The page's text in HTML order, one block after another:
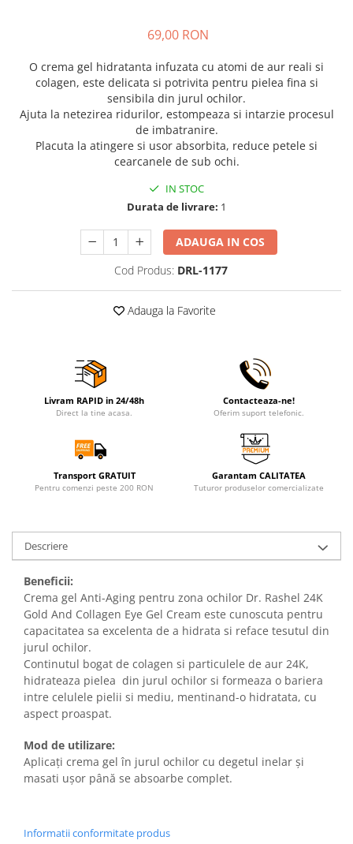
69,00 RON
O crema gel hidratanta infuzata cu atomi de aur reali si
colagen, este delicata si potrivita pentru pielea fina si
sensibila din jurul ochilor.
Ajuta la netezirea ridurilor, estompeaza si intarzie procesul
de imbatranire.
Placuta la atingere si usor absorbita, reduce petele si
cearcanele de sub ochi.
IN STOC
Durata de livrare: 1
ADAUGA IN COS
Cod Produs: DRL-1177
Adauga la Favorite
Livram RAPID in 24/48h
Direct la tine acasa.
Contacteaza-ne!
Oferim suport telefonic.
Transport GRATUIT
Pentru comenzi peste 200 RON
Garantam CALITATEA
Tuturor produselor comercializate
Descriere
Beneficii:
Crema gel Anti-Aging pentru zona ochilor Dr. Rashel 24K
Gold And Collagen Eye Gel Cream este cunoscuta pentru
capacitatea sa excelenta de a hidrata si reface tesutul din
jurul ochilor.
Continutul bogat de colagen si particulele de aur 24K,
hidrateaza pielea din jurul ochilor si formeaza o bariera
intre celulele pielii si mediu, mentinand-o hidratata, cu
aspect proaspat.
Mod de utilizare:
Aplicați crema gel în jurul ochilor cu degetul inelar și
masati ușor până se absoarbe complet.
Informatii conformitate produs